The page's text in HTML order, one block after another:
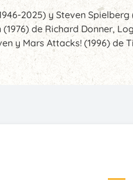
2025) y Steven
de Richard Donner,
y Mars Attacks! (1996) de